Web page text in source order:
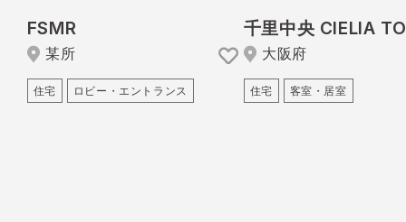
FSMR
某所
住宅 ロビー・エントランス
千里中央 CIELIA
大阪府
住宅 客室・居室